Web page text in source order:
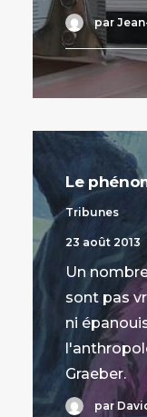
par
Le
Tribunes
23 août 2013
Un
sont pas
ni
Graeber.
par